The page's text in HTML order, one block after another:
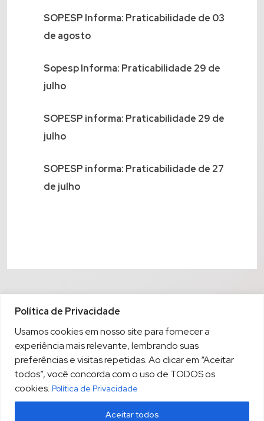
Política de Privacidade
Usamos cookies em nosso site para fornecer a
experiência mais relevante, lembrando suas
preferências e visitas repetidas. Ao clicar em “Aceitar
todos”, você concorda com o uso de TODOS os
cookies. Política de Privacidade
Aceitar todos
SOPESP Informa: Praticabilidade de 03
de agosto
Sopesp Informa: Praticabilidade 29 de
julho
SOPESP informa: Praticabilidade 29 de
julho
SOPESP informa: Praticabilidade de 27
de julho